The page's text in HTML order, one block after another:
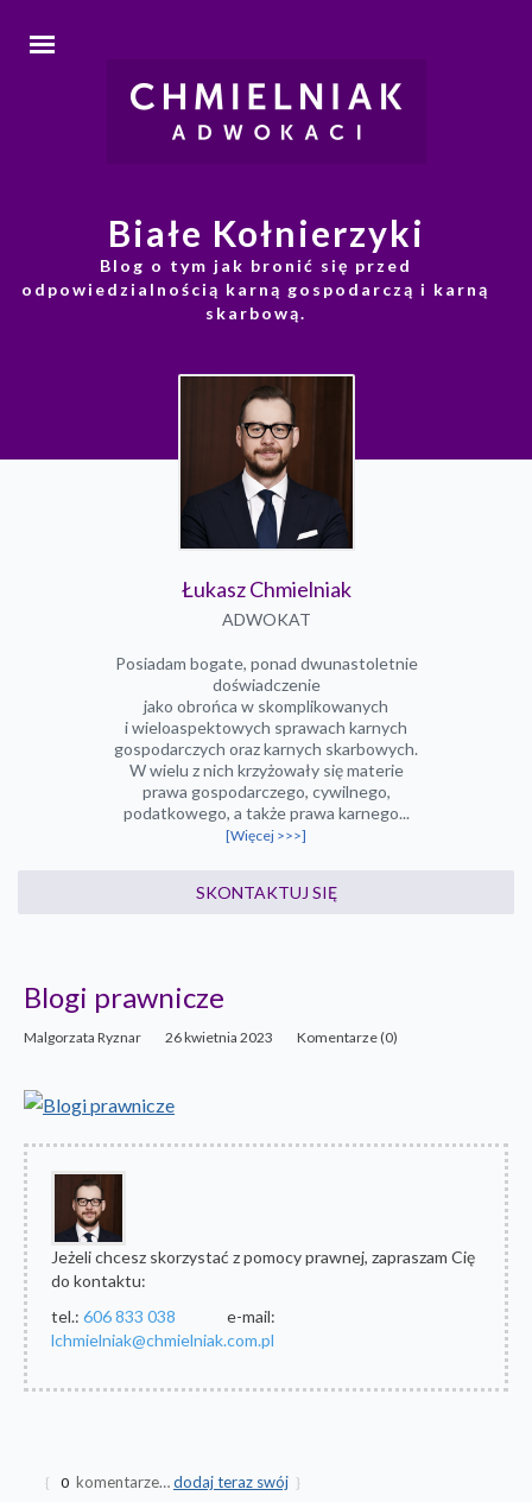
Białe Kołnierzyki
Blog o tym jak bronić się przed
odpowiedzialnością karną gospodarczą i karną
skarbową.
Łukasz Chmielniak
ADWOKAT
Posiadam bogate, ponad dwunastoletnie
doświadczenie
jako obrońca w skomplikowanych
i wieloaspektowych sprawach karnych
gospodarczych oraz karnych skarbowych.
W wielu z nich krzyżowały się materie
prawa gospodarczego, cywilnego,
podatkowego, a także prawa karnego...
[Więcej >>>]
SKONTAKTUJ SIĘ
Blogi prawnicze
Malgorzata Ryznar 26 kwietnia 2023 Komentarze (0)
Jeżeli chcesz skorzystać z pomocy prawnej, zapraszam Cię
do kontaktu:
tel.: 606 833 038
e-mail:
lchmielniak@chmielniak.com.pl
{ 0 komentarze…dodaj teraz swój }